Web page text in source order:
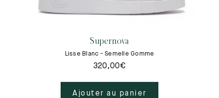
Supernova
Lisse Blanc - Semelle Gomme
320,00€
Ajouter au panier